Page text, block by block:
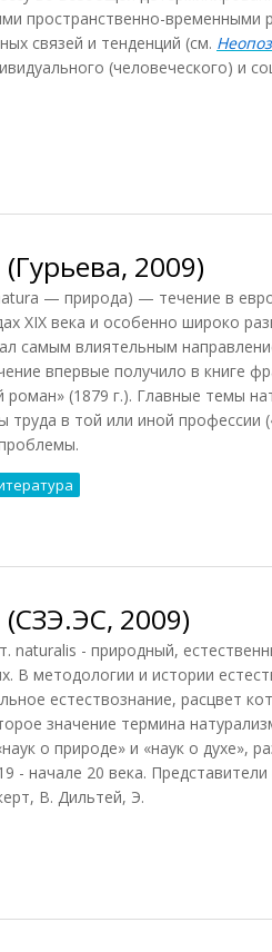
пространственно-временными
связей и тенденций (см.
(человеческого) и
2009)
— природа) — течение в
XIX века и особенно широко
самым влиятельным
впервые получило в книге
роман» (1879 г.). Главные темы
труда в той или иной профессии
2009)
- природный,
В методологии и истории
естествознание, расцвет
значение термина
о природе» и «наук о духе»,
- начале 20 века.
В. Дильтей, Э.